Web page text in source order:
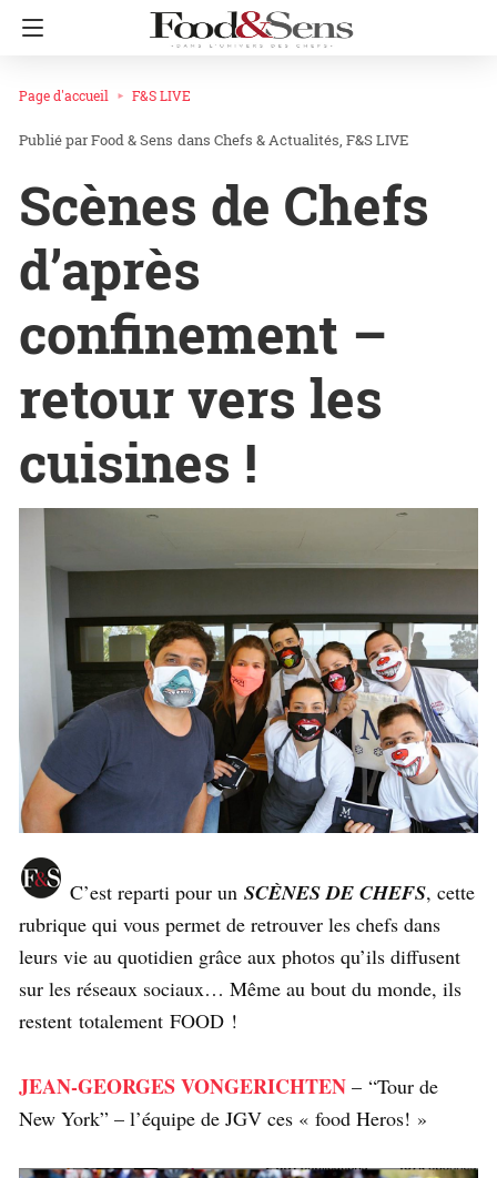
Page d'accueil F&S LIVE
Food & Sens dans Chefs & Actualités F&S LIVE
Scènes de Chefs
d’après
confinement –
retour vers les
cuisines !
C’est reparti pour un SCÈNES DE CHEFS, cette
rubrique qui vous permet de retrouver les chefs dans
leurs vie au quotidien grâce aux photos qu’ils diffusent
sur les réseaux sociaux… Même au bout du monde, ils
restent totalement FOOD !
JEAN-GEORGES VONGERICHTEN – “Tour de
New York” – l’équipe de JGV ces « food Heros! »